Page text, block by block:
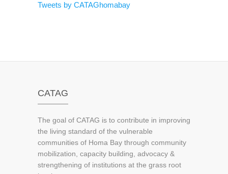
Tweets by CATAGhomabay
CATAG
The goal of CATAG is to contribute in improving
the living standard of the vulnerable
communities of Homa Bay through community
mobilization, capacity building, advocacy &
strengthening of institutions at the grass root